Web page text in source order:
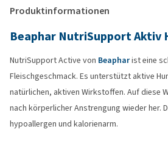
Produktinformationen
Beaphar NutriSupport Aktiv
NutriSupport Active von Beapharist eine
Fleischgeschmack. Es unterstützt aktive
natürlichen, aktiven Wirkstoffen. Auf diese
nach körperlicher Anstrengung wieder her.
hypoallergen und kalorienarm.